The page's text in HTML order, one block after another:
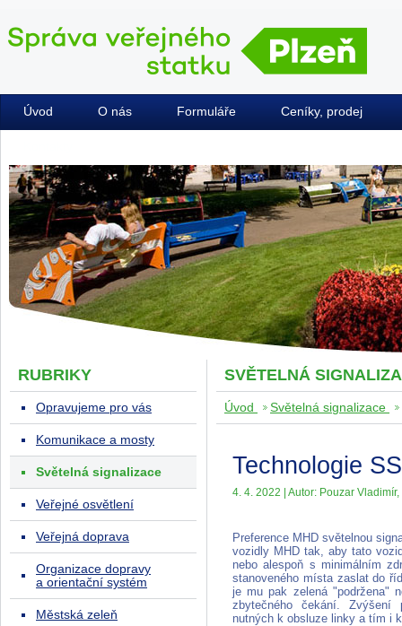
Úvod O nás Formuláře Ceníky, prodej
SVĚTELNÁ
Úvod Světelná signalizace
Technologie
4. 4. 2022 | Autor: Pouzar Vladimír,
Preference MHD světelnou
vozidly MHD tak, aby tato
nebo alespoň s minimálním
stanoveného místa zaslat do
je mu pak zelená "podržena"
zbytečného čekání.
nutných k obsluze linky a tím i
RUBRIKY
Opravujeme pro vás
Komunikace a mosty
Světelná signalizace
Veřejné osvětlení
Veřejná doprava
Organizace dopravy
a orientační systém
Městská zeleň